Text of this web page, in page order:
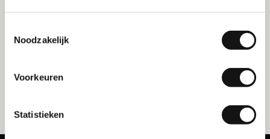
Noodzakelijk
Voorkeuren
Statistieken
Consistente kleurweergave in het eindresultaat
Terug naar de kennisbank